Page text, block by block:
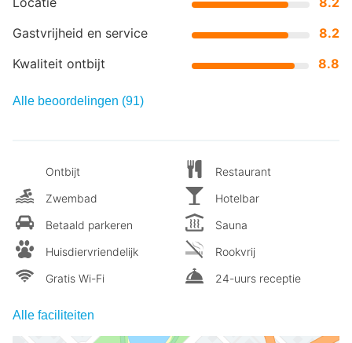
Gastvrijheid en service
8.2
Kwaliteit ontbijt
8.8
Alle beoordelingen (91)
Ontbijt
Zwembad
Betaald parkeren
Huisdiervriendelijk
Gratis Wi-Fi
Restaurant
Hotelbar
Sauna
Rookvrij
24-uurs receptie
Alle faciliteiten